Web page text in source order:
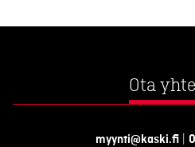
Ota
myynti@kaski.fi